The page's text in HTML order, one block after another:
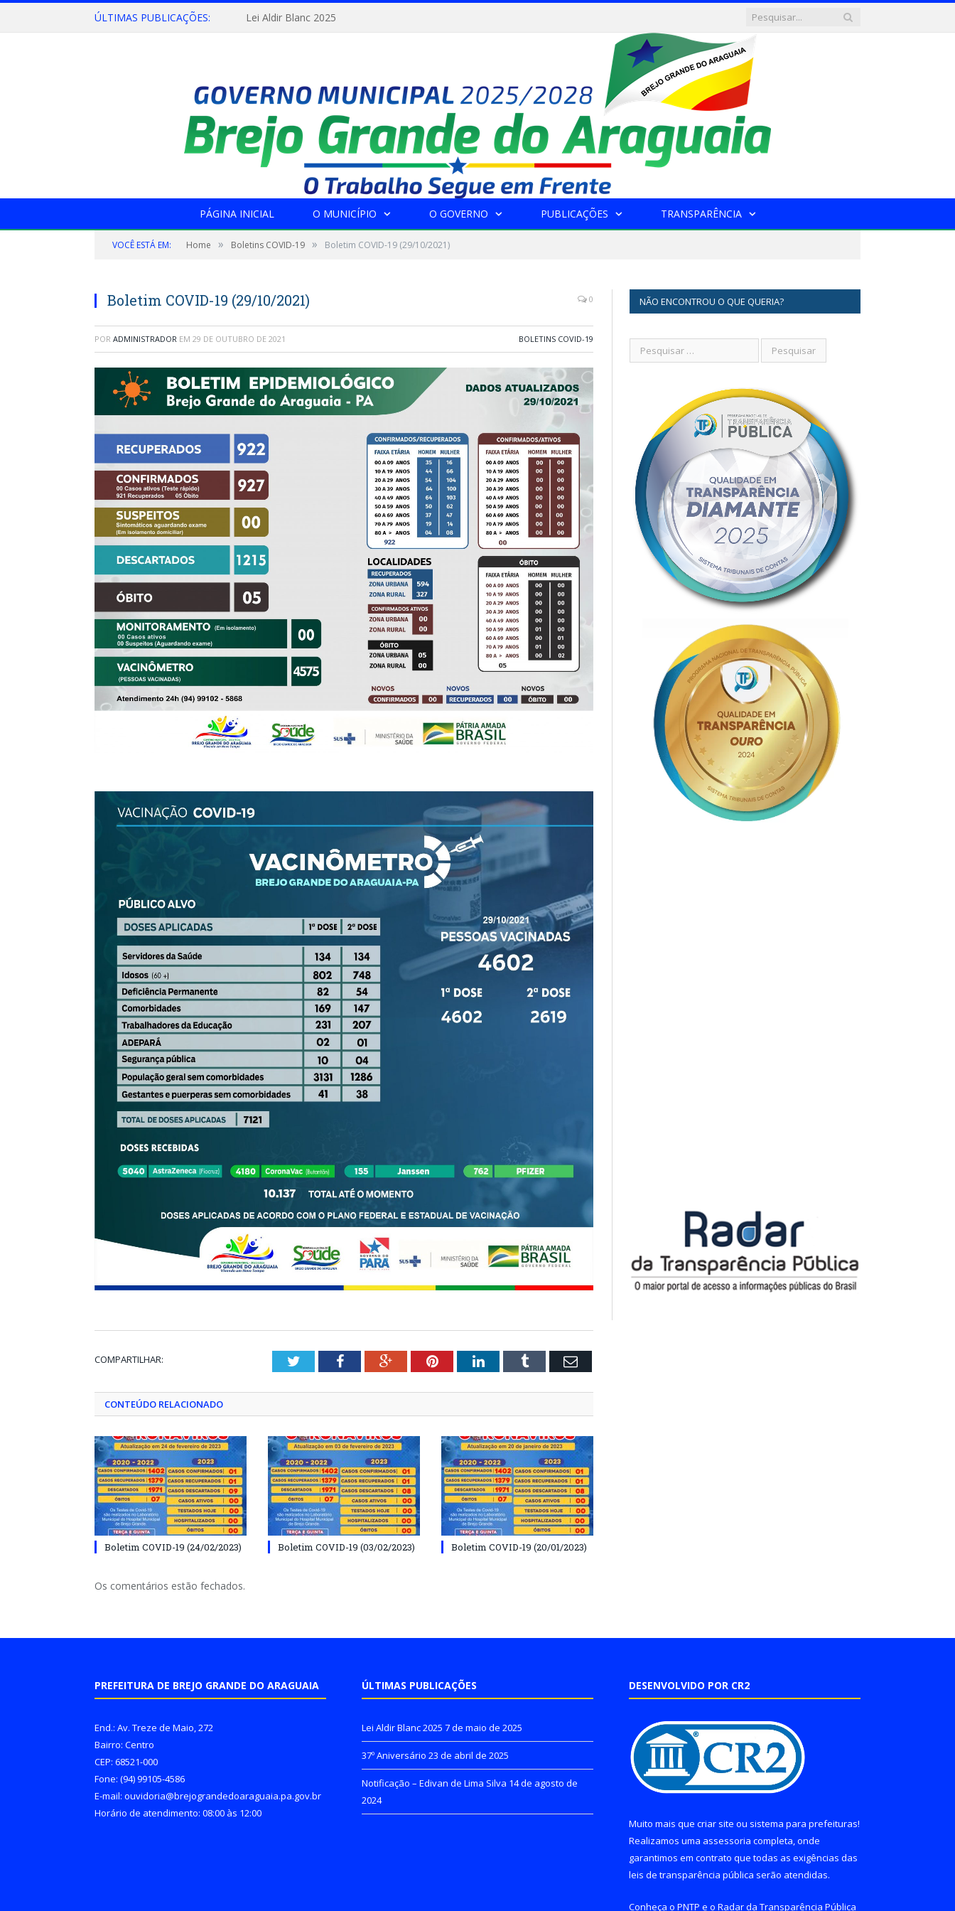
ÚLTIMAS PUBLICAÇÕES: Lei Aldir Blanc 2025
PÁGINA INICIAL O MUNICÍPIO O GOVERNO PUBLICAÇÕES TRANSPARÊNCIA
VOCÊ ESTÁ EM: Home » Boletins COVID-19 » Boletim COVID-19 (29/10/2021)
Boletim COVID-19 (29/10/2021) 0
POR ADMINISTRADOR EM 29 DE OUTUBRO DE 2021 BOLETINS COVID-19
COMPARTILHAR: TwitterFacebookGoogle+PinterestLinkedInTumblr Email
CONTEÚDO RELACIONADO
Boletim COVID-19 (24/02/2023) Boletim COVID-19 (03/02/2023) Boletim COVID-19 (20/01/2023)
Os comentários estão fechados.
NÃO ENCONTROU O QUE QUERIA?
PREFEITURA DE BREJO GRANDE DO ARAGUAIA
End.: Av. Treze de Maio, 272
Bairro: Centro
CEP: 68521-000
Fone: (94) 99105-4586
E-mail: ouvidoria@brejograndedoaraguaia.pa.gov.br
Horário de atendimento: 08:00 às 12:00
ÚLTIMAS PUBLICAÇÕES
Lei Aldir Blanc 2025 7 de maio de 2025
37º Aniversário 23 de abril de 2025
Notificação – Edivan de Lima Silva 14 de agosto de
2024
DESENVOLVIDO POR CR2
Muito mais que criar site ou sistema para prefeituras!
Realizamos uma assessoria completa, onde
garantimos em contrato que todas as exigências das
leis de transparência pública serão atendidas.
Conheça o PNTP e o Radar da Transparência Pública